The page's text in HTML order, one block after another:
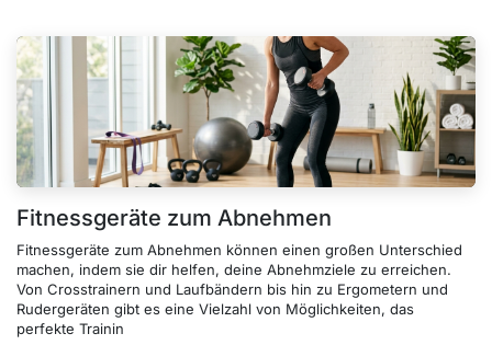
Fitnessgeräte zum Abnehmen
Fitnessgeräte zum Abnehmen können einen großen Unterschied
machen, indem sie dir helfen, deine Abnehmziele zu erreichen.
Von Crosstrainern und Laufbändern bis hin zu Ergometern und
Rudergeräten gibt es eine Vielzahl von Möglichkeiten, das
perfekte Trainin